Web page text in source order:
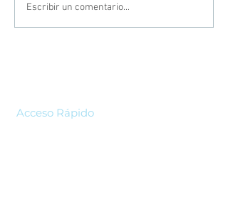
Escribir un comentario...
Acceso Rápido